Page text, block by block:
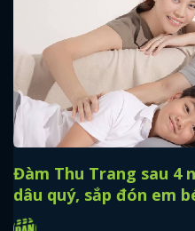
Đàm Thu Trang sau 4
dâu quý, sắp đón em